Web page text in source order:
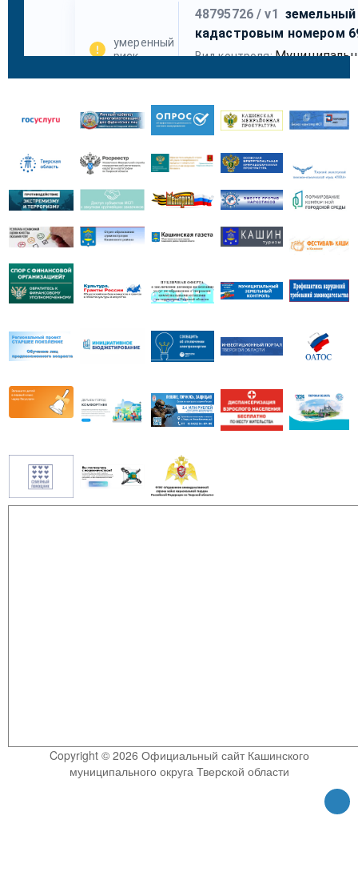
Copyright © 2026 Официальный сайт Кашинского
муниципального округа Тверской области